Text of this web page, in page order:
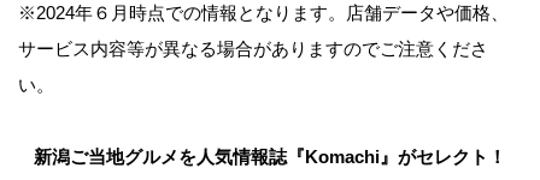
※2024年６月時点での情報となります。店舗データや価格、
サービス内容等が異なる場合がありますのでご注意くださ
い。
新潟ご当地グルメを人気情報誌 『Komachi』がセレクト！